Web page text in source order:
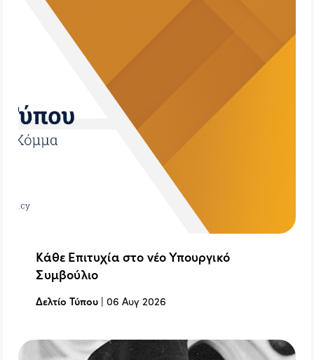
Κάθε Επιτυχία στο νέο Υπουργικό
Συμβούλιο
Δελτίο Τύπου |06 Αυγ 2026